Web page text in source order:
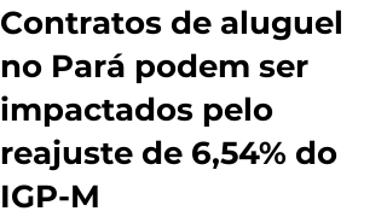
Contratos de aluguel
no Pará podem ser
impactados pelo
reajuste de 6,54% do
IGP-M